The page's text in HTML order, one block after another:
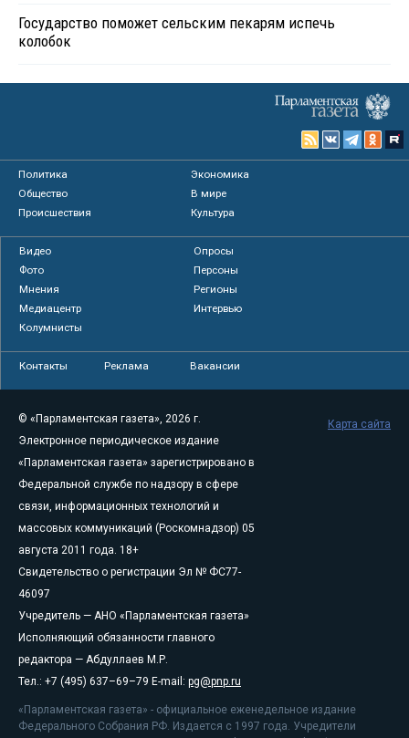
Государство поможет сельским пекарям испечь
колобок
Политика
Экономика
Общество
В мире
Происшествия
Культура
Видео
Опросы
Фото
Персоны
Мнения
Регионы
Медиацентр
Интервью
Колумнисты
Контакты Реклама Вакансии
© «Парламентская газета», 2026 г.
Электронное периодическое издание
«Парламентская газета» зарегистрировано в
Федеральной службе по надзору в сфере
связи, информационных технологий и
массовых коммуникаций (Роскомнадзор) 05
августа 2011 года. 18+
Свидетельство о регистрации Эл № ФС77-
46097
Учредитель — АНО «Парламентская газета»
Исполняющий обязанности главного
редактора — Абдуллаев М.Р.
Тел.: +7 (495) 637–69–79 E-mail: pg@pnp.ru
«Парламентская газета» - официальное еженедельное издание
Федерального Собрания РФ. Издается с 1997 года. Учредители
Карта сайта